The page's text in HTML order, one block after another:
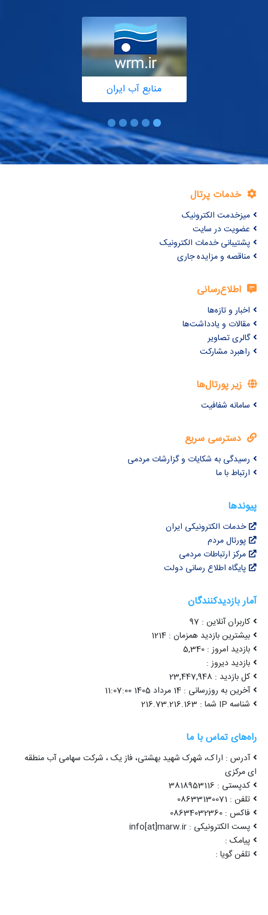
منابع آب ایران
خدمات پرتال
میزخدمت الکترونیک
عضویت در سایت
پشتیبانی خدمات الکترونیک
مناقصه و مزایده جاری
اطلاع‌رسانی
اخبار و تازه‌ها
مقالات و یادداشت‌ها
گالری تصاویر
راهبرد مشارکت
زیر پورتال‌ها
سامانه شفافیت
دسترسی سریع
رسیدگی به شکایات و گزارشات مردمی
ارتباط با ما
پیوندها
خدمات الکترونیکی ایران
پورتال مردم
مرکز ارتباطات مردمی
پایگاه اطلاع رسانی دولت
آمار بازدیدکنندگان
کاربران آنلاین : 97
بیشترین بازدید همزمان : 1214
بازدید امروز : 5,340
بازدید دیروز :
کل بازدید : 23,447,948
آخرین به روزرسانی : 14 مرداد 1405 11:07:00
شناسه IP شما : 216.73.216.163
راه‌های تماس با ما
آدرس : اراک، شهرک شهید بهشتی، فاز یک ، شرکت سهامی آب منطقه
ای مرکزی
کدپستی : 3818953116
تلفن : 08633130071
فاکس : 08634032360
پست الکترونیکی : info[at]marw.ir
پیامک :
تلفن گویا :